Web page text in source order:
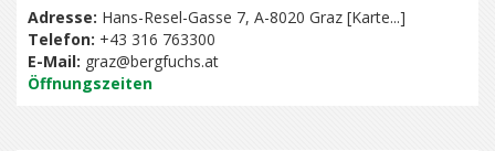
Adresse: Hans-Resel-Gasse 7, A-8020 Graz [Karte...]
Telefon: +43 316 763300
E-Mail: graz@bergfuchs.at
Öffnungszeiten